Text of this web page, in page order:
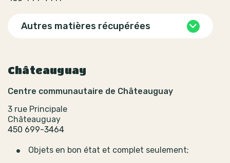
Autres matières récupérées
Châteauguay
Centre communautaire de Châteauguay
3 rue Principale
Châteauguay
450 699-3464
Objets en bon état et complet seulement;